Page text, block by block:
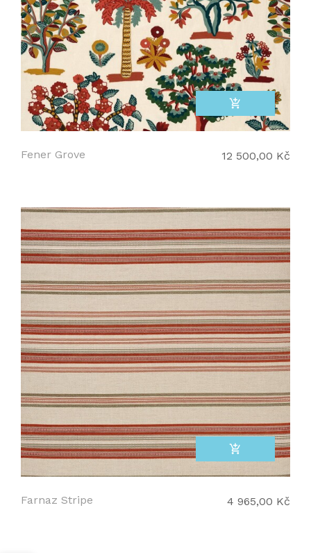
add_shopping_cart
Fener Grove 12 500,00 Kč
add_shopping_cart
Farnaz Stripe 4 965,00 Kč